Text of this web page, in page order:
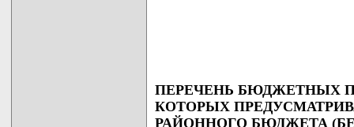
ПЕРЕЧЕНЬ БЮДЖЕТНЫХ
КОТОРЫХ
РАЙОННОГО БЮДЖЕТА